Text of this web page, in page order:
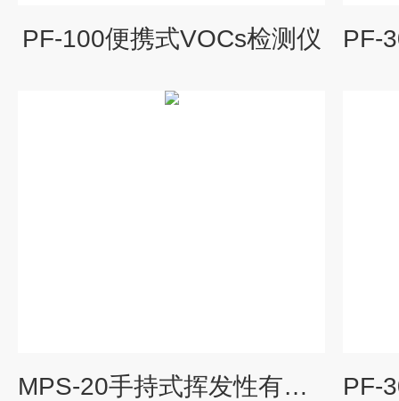
PF-100便携式VOCs检测仪
MPS-20手持式挥发性有机气体(VOCs)分析仪